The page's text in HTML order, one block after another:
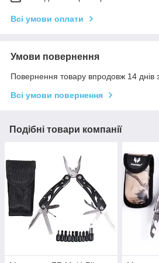
Всі умови оплати
Умови повернення
Повернення товару впродовж 14 днів
Всі умови повернення
Подібні товари компанії